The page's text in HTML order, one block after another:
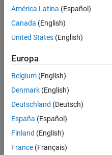
Human Resources
Legal
es
keine
offenen
Stellen,
Ihren
Suchkriterien
entsprechen.
können
die
Suchkriterien
weiter
fassen
América Latina (Español)
Canada (English)
United States (English)
Europa
Belgium (English)
Denmark (English)
Deutschland (Deutsch)
España (Español)
Finland (English)
France (Français)